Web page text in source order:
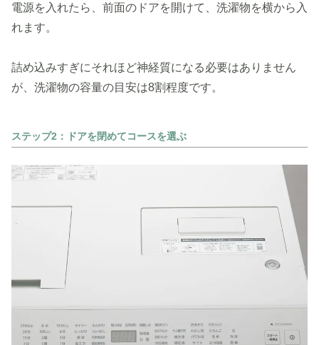
電源を入れたら、前面のドアを開けて、洗濯物を横から入
れます。
詰め込みすぎにそれほど神経質になる必要はありません
が、洗濯物の容量の目安は8割程度です。
ステップ2：ドアを閉めてコースを選ぶ